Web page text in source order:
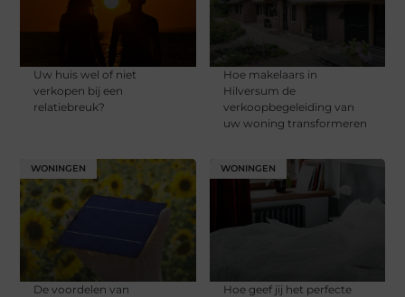
Uw huis wel of niet
verkopen bij een
relatiebreuk?
Hoe makelaars in
Hilversum de
verkoopbegeleiding van
uw woning transformeren
WONINGEN
De voordelen van
WONINGEN
Hoe geef jij het perfecte